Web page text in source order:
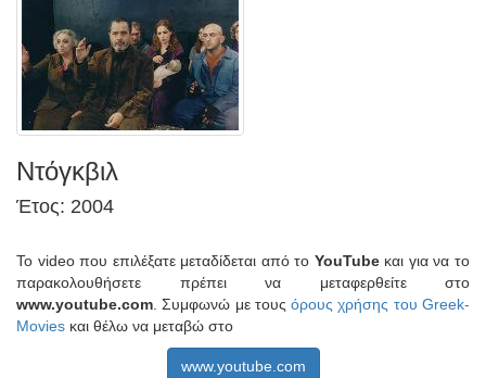
Ντόγκβιλ
Έτος: 2004
Το video που επιλέξατε μεταδίδεται από το YouTubeκαι για να το
παρακολουθήσετε πρέπει να μεταφερθείτε στο
www.youtube.com . Συμφωνώ με τουςόρους χρήσης του Greek-
Movies και θέλω να μεταβώ στο
www.youtube.com